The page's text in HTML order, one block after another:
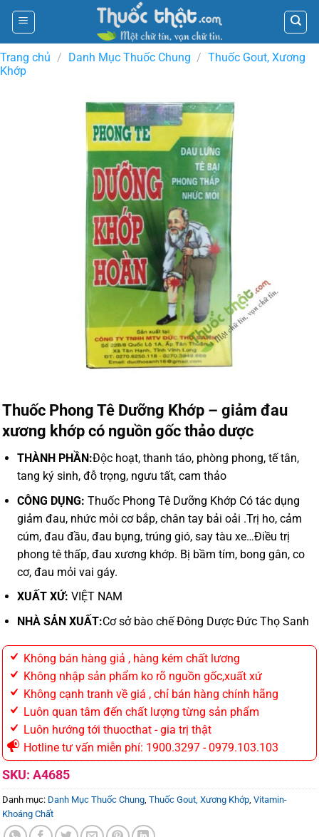
Skip
content
Trang chủ / Danh Mục Thuốc Chung / Thuốc Gout, Xương
Khớp
Thuốc Phong Tê Dưỡng Khớp – giảm đau
xương khớp có nguồn gốc thảo dược
THÀNH PHẦN:Độc hoạt, thanh táo, phòng phong, tế tân,
tang ký sinh, đỗ trọng, ngưu tất, cam thảo
CÔNG DỤNG: Thuốc Phong Tê Dưỡng Khớp Có tác dụng
giảm đau, nhức mỏi cơ bắp, chân tay bải oải .Trị ho, cảm
cúm, đau đầu, đau bụng, trúng gió, say tàu xe…Điều trị
phong tê thấp, đau xương khớp. Bị bầm tím, bong gân, co
cơ, đau mỏi vai gáy.
XUẤT XỨ: VIỆT NAM
NHÀ SẢN XUẤT:Cơ sở bào chế Đông Dược Đức Thọ Sanh
Không bán hàng giả , hàng kém chất lương
Không nhập sản phẩm ko rõ nguồn gốc,xuất xứ
Không cạnh tranh về giá , chỉ bán hàng chính hãng
Luôn quan tâm đến chất lượng từng sản phẩm
Luôn hướng tới thuocthat - gia trị thật
Hotline tư vấn miễn phí: 1900.3297 - 0979.103.103
SKU: A4685
Danh mục: Danh Mục Thuốc Chung Thuốc Gout, Xương Khớp Vitamin-
Khoáng Chất